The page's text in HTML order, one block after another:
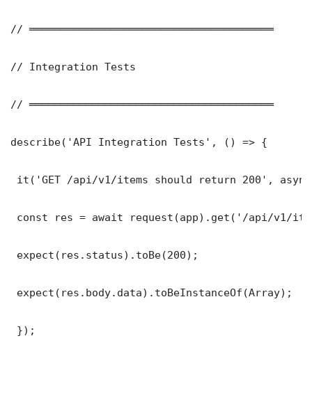
// ═══════════════════════════════════════
// Integration Tests
// ═══════════════════════════════════════
describe('API Integration Tests', () => {
it('GET /api/v1/items should return 200',
const res = await request(app).get('/api/v1/
expect(res.status).toBe(200);
expect(res.body.data).toBeInstanceOf(Array);
});